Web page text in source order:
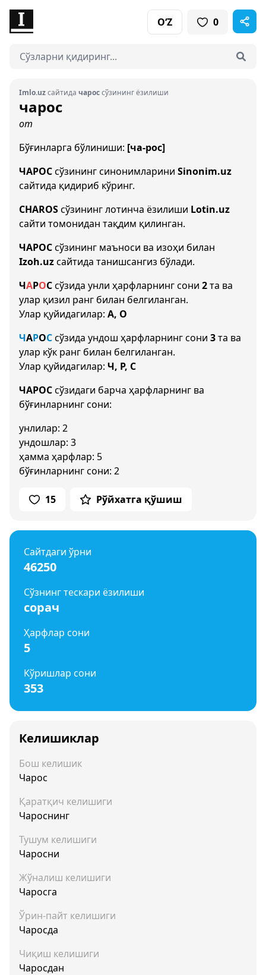
O‘Z 0
Imlo.uzсайтида чароссўзининг ёзилиши
чарос
от
Бўғинларга бўлиниши: [ча-рос]
ЧАРОСсўзининг синонимларини Sinonim.uz
сайтида қидириб кўринг.
CHAROSсўзининг лотинча ёзилиши Lotin.uz
сайти томонидан тақдим қилинган.
ЧАРОСсўзининг маъноси ва изоҳи билан
Izoh.uzсайтида танишсангиз бўлади.
ЧАРОСсўзида унли ҳарфларнинг сони 2та ва
улар қизил ранг билан белгиланган.
Улар қуйидагилар: А, О
ЧАРОСсўзида ундош ҳарфларнинг сони 3та ва
улар кўк ранг билан белгиланган.
Улар қуйидагилар: Ч, Р, С
ЧАРОСсўзидаги барча ҳарфларнинг ва
бўғинларнинг сони:
унлилар: 2
ундошлар: 3
ҳамма ҳарфлар: 5
бўғинларнинг сони: 2
15 Рўйхатга қўшиш
Сайтдаги ўрни
46250
Сўзнинг тескари ёзилиши
сорач
Ҳарфлар сони
5
Кўришлар сони
353
Келишиклар
Бош келишик
Чарос
Қаратқич келишиги
Чароснинг
Тушум келишиги
Чаросни
Жўналиш келишиги
Чаросга
Ўрин-пайт келишиги
Чаросда
Чиқиш келишиги
Чаросдан